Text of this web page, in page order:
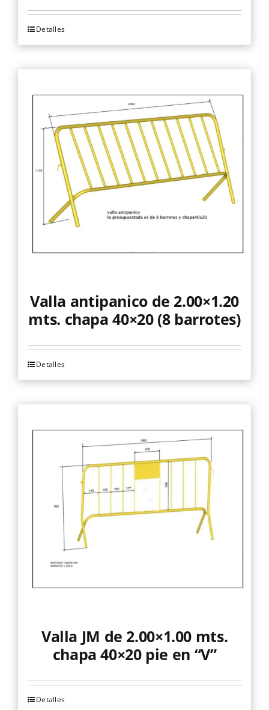
Detalles
Valla antipanico de 2.00×1.20
mts. chapa 40×20 (8 barrotes)
Detalles
Valla JM de 2.00×1.00 mts.
chapa 40×20 pie en “V”
Detalles